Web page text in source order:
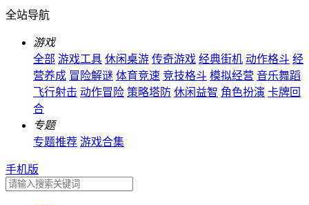
全站导航
游戏
全部 游戏工具 休闲桌游 传奇游戏 经典街机 动作格斗 经
营养成 冒险解谜 体育竞速 竞技格斗 模拟经营 音乐舞蹈
飞行射击 动作冒险 策略塔防 休闲益智 角色扮演 卡牌回
合
专题
专题推荐 游戏合集
手机版